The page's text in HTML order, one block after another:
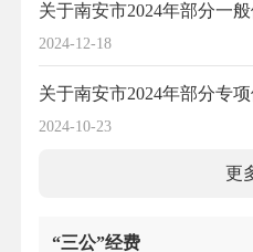
2024-12-18
关于南安市2024年部分一
2024-10-23
关于南安市2024年部分专
更
“三公”经费